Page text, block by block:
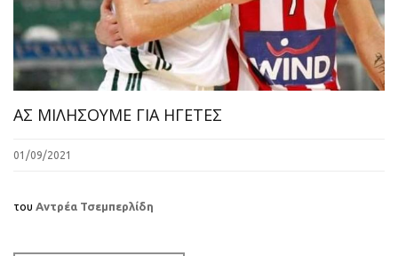
ΑΣ ΜΙΛΗΣΟΥΜΕ ΓΙΑ ΗΓΕΤΕΣ
01/09/2021
του Αντρέα Τσεμπερλίδη